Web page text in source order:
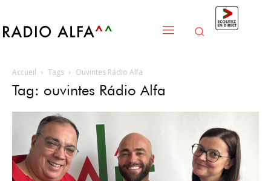
Accueil Tags Ouvintes Rádio Alfa
Tag: ouvintes Rádio Alfa